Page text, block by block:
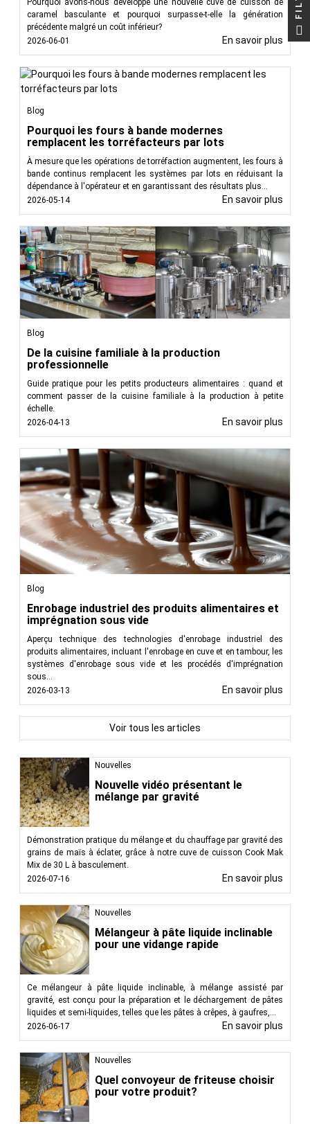
Nouvelles
Nouvelle vidéo présentant le
mélange par gravité
Démonstration pratique du mélange et du chauffage par gravité des
grains de maïs à éclater, grâce à notre cuve de cuisson Cook Mak
Mix de 30 L à basculement.
2026-07-16
En savoir plus
Nouvelles
Mélangeur à pâte liquide inclinable
pour une vidange rapide
Ce mélangeur à pâte liquide inclinable, à mélange assisté par
gravité, est conçu pour la préparation et le déchargement de pâtes
liquides et semi-liquides, telles que les pâtes à crêpes, à gaufres,...
2026-06-17
En savoir plus
Nouvelles
Quel convoyeur de friteuse choisir
pour votre produit?
Pourquoi avons-nous développé une nouvelle cuve de cuisson de
caramel basculante et pourquoi surpasse-t-elle la génération
précédente malgré un coût inférieur?
2026-06-01
En savoir plus
Blog
Pourquoi les fours à bande modernes
remplacent les torréfacteurs par lots
À mesure que les opérations de torréfaction augmentent, les fours à
bande continus remplacent les systèmes par lots en réduisant la
dépendance à l'opérateur et en garantissant des résultats plus...
2026-05-14
En savoir plus
Blog
De la cuisine familiale à la production
professionnelle
Guide pratique pour les petits producteurs alimentaires : quand et
comment passer de la cuisine familiale à la production à petite
échelle.
2026-04-13
En savoir plus
Blog
Enrobage industriel des produits alimentaires et
imprégnation sous vide
Aperçu technique des technologies d'enrobage industriel des
produits alimentaires, incluant l'enrobage en cuve et en tambour, les
systèmes d'enrobage sous vide et les procédés d'imprégnation
sous...
2026-03-13
En savoir plus
Voir tous les articles